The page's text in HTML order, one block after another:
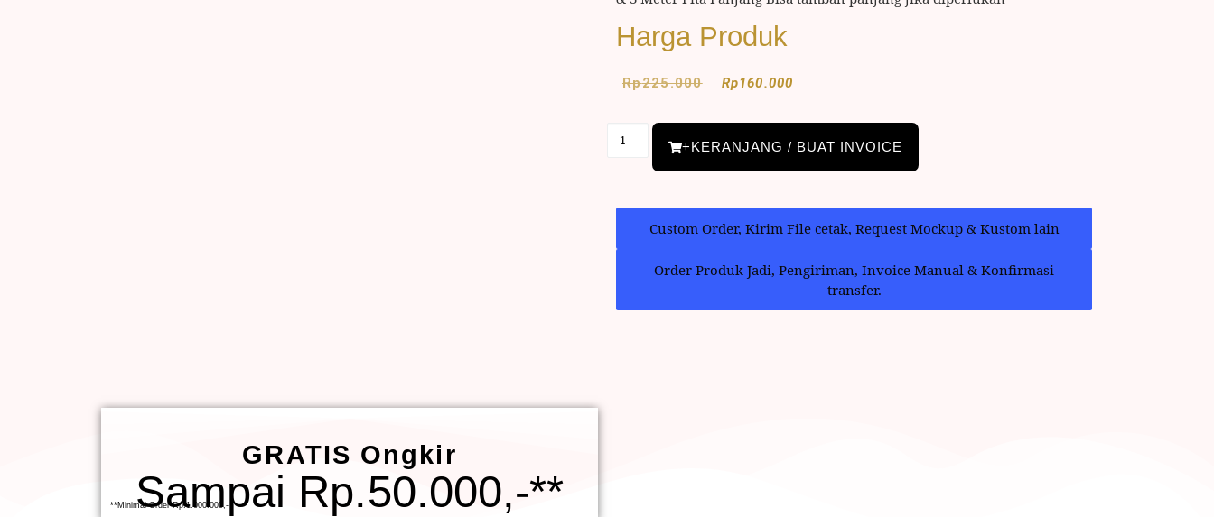
GRATIS Ongkir
Sampai Rp.50.000,-**
**Minimal Order Rp.1.000.000,-
Harga Produk
Rp225.000 Rp160.000
+KERANJANG / BUAT INVOICE
Custom Order, Kirim File cetak, Request Mockup & Kustom lain
Order Produk Jadi, Pengiriman, Invoice Manual & Konfirmasi
transfer.